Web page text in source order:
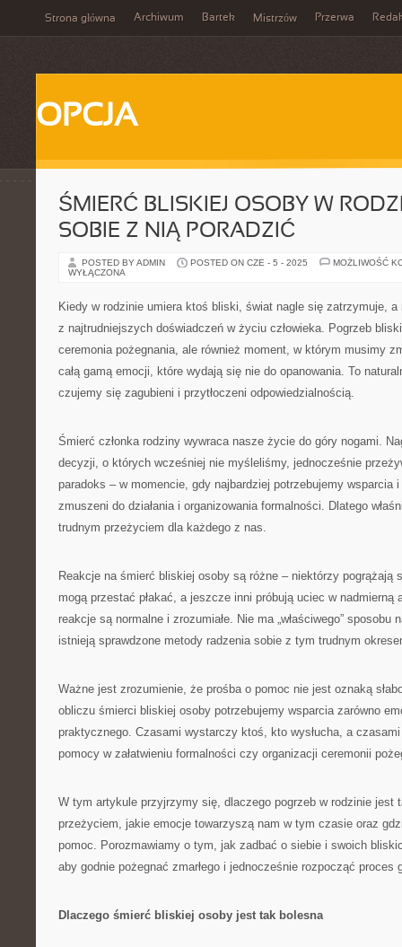
Strona główna Archiwum Bartek Mistrzów Przerwa
OPCJA
ŚMIERĆ BLISKIEJ OSOBY W
SOBIE Z NIĄ PORADZIĆ
POSTED BY ADMIN POSTED ON CZE - 5 - 2025
MOŻLIWOŚĆ
WYŁĄCZONA
Kiedy w rodzinie umiera ktoś bliski, świat nagle się zatrzymuje,
z najtrudniejszych doświadczeń w życiu człowieka. Pogrzeb
ceremonia pożegnania, ale również moment, w którym musimy
całą gamą emocji, które wydają się nie do opanowania. To
czujemy się zagubieni i przytłoczeni odpowiedzialnością.
Śmierć członka rodziny wywraca nasze życie do góry nogami.
decyzji, o których wcześniej nie myśleliśmy, jednocześnie
paradoks – w momencie, gdy najbardziej potrzebujemy wsparcia
zmuszeni do działania i organizowania formalności. Dlatego
trudnym przeżyciem dla każdego z nas.
Reakcje na śmierć bliskiej osoby są różne – niektórzy pogrążają
mogą przestać płakać, a jeszcze inni próbują uciec w
reakcje są normalne i zrozumiałe. Nie ma „właściwego” sposobu
istnieją sprawdzone metody radzenia sobie z tym trudnym
Ważne jest zrozumienie, że prośba o pomoc nie jest oznaką
obliczu śmierci bliskiej osoby potrzebujemy wsparcia zarówno
praktycznego. Czasami wystarczy ktoś, kto wysłucha, a
pomocy w załatwieniu formalności czy organizacji ceremonii
W tym artykule przyjrzymy się, dlaczego pogrzeb w rodzinie jest
przeżyciem, jakie emocje towarzyszą nam w tym czasie oraz
pomoc. Porozmawiamy o tym, jak zadbać o siebie i swoich
aby godnie pożegnać zmarłego i jednocześnie rozpocząć proces
Dlaczego śmierć bliskiej osoby jest tak bolesna